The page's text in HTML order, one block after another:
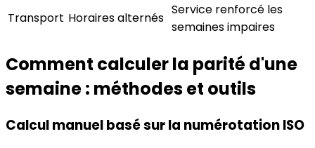
Transport Horaires alternés
Service renforcé les
semaines impaires
Comment calculer la parité d'une
semaine : méthodes et outils
Calcul manuel basé sur la numérotation ISO